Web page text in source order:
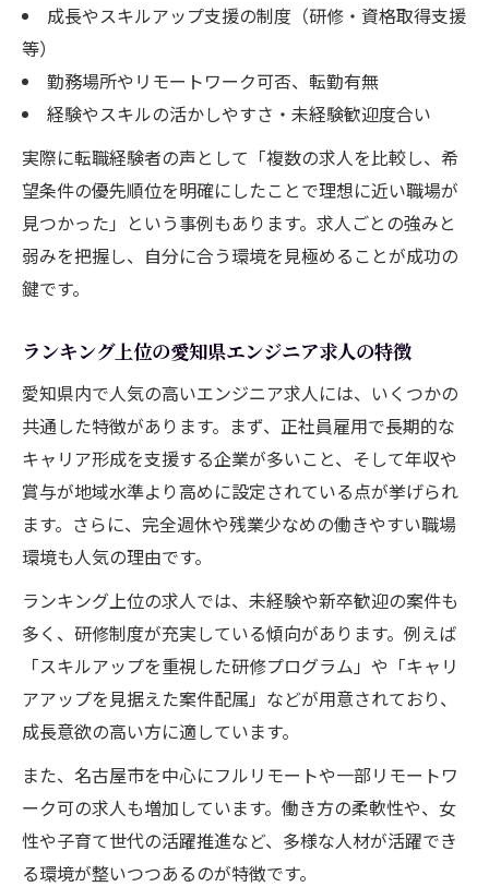
成長やスキルアップ支援の制度（研修・資格取得支援
等）
勤務場所やリモートワーク可否、転勤有無
経験やスキルの活かしやすさ・未経験歓迎度合い
実際に転職経験者の声として「複数の求人を比較し、希
望条件の優先順位を明確にしたことで理想に近い職場が
見つかった」という事例もあります。求人ごとの強みと
弱みを把握し、自分に合う環境を見極めることが成功の
鍵です。
ランキング上位の愛知県エンジニア求人の特徴
愛知県内で人気の高いエンジニア求人には、いくつかの
共通した特徴があります。まず、正社員雇用で長期的な
キャリア形成を支援する企業が多いこと、そして年収や
賞与が地域水準より高めに設定されている点が挙げられ
ます。さらに、完全週休や残業少なめの働きやすい職場
環境も人気の理由です。
ランキング上位の求人では、未経験や新卒歓迎の案件も
多く、研修制度が充実している傾向があります。例えば
「スキルアップを重視した研修プログラム」や「キャリ
アアップを見据えた案件配属」などが用意されており、
成長意欲の高い方に適しています。
また、名古屋市を中心にフルリモートや一部リモートワ
ーク可の求人も増加しています。働き方の柔軟性や、女
性や子育て世代の活躍推進など、多様な人材が活躍でき
る環境が整いつつあるのが特徴です。